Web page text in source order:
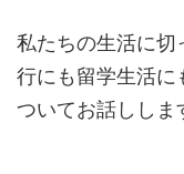
私たちの生活に切
行にも留学生活に
ついてお話ししま